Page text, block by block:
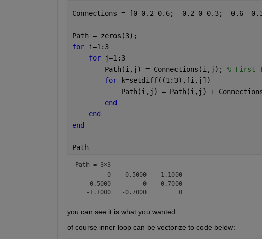
Connections = [0 0.2 0.6; -0.2 0 0.3; -0.6 -
Path = zeros(3);
for i=1:3
for
j=1:3
        Path(i,j) = Connections(i,j);
% First
for
k=setdiff((1:3),[i,j])
Path(i,j) = Path(i,j) +
end
end
end
Path
Path = 3×3
         0    0.5000    1.1000
   -0.5000         0    0.7000
   -1.1000   -0.7000         0
you can see it is what you wanted.
of course inner loop can be vectorize to code below: